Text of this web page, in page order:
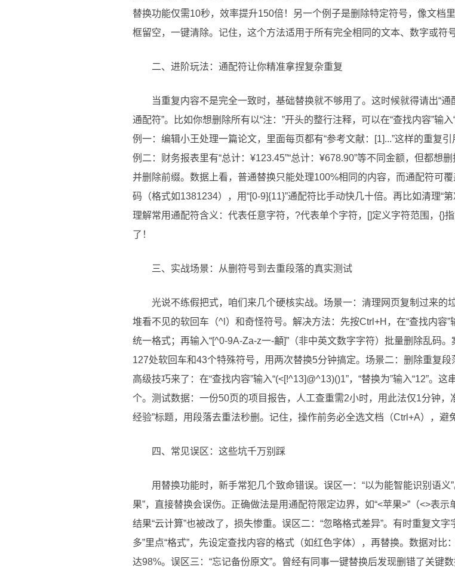
替换功能仅需10秒，效率提升150倍！另一个例子是删除特定符号，像文档
框留空，一键清除。记住，这个方法适用于所有完全相同的文本、数字或符
二、进阶玩法：通配符让你精准拿捏复杂重复
当重复内容不是完全一致时，基础替换就不够用了。这时候就得请出“通
通配符”。比如你想删除所有以“注：”开头的整行注释，可以在“查找内容”输
例一：编辑小王处理一篇论文，里面每页都有“参考文献：[1]...”这样的重复
例二：财务报表里有“总计：¥123.45”“总计：¥678.90”等不同金额，但都想
并删除前缀。数据上看，普通替换只能处理100%相同的内容，而通配符可
码（格式如1381234），用“[0-9]{11}”通配符比手动快几十倍。再比如清理“
理解常用通配符含义：代表任意字符，?代表单个字符，[]定义字符范围，{}
了！
三、实战场景：从删符号到去重段落的真实测试
光说不练假把式，咱们来几个硬核实战。场景一：清理网页复制过来的
堆看不见的软回车（^l）和奇怪符号。解决方法：先按Ctrl+H，在“查找内容”
统一格式；再输入“[^0-9A-Za-z一-龥]”（非中英文数字字符）批量删除乱码
127处软回车和43个特殊符号，用两次替换5分钟搞定。场景二：删除重复
高级技巧来了：在“查找内容”输入“(<[!^13]@^13)()1”，“替换为”输入“12”。
个。测试数据：一份50页的项目报告，人工查重需2小时，用此法仅1分钟
经验”标题，用段落去重法秒删。记住，操作前务必全选文档（Ctrl+A），避
四、常见误区：这些坑千万别踩
用替换功能时，新手常犯几个致命错误。误区一：“以为能智能识别语义
果”，直接替换会误伤。正确做法是用通配符限定边界，如“<苹果>”（<>表示
结果“云计算”也被改了，损失惨重。误区二：“忽略格式差异”。有时重复文
多”里点“格式”，先设定查找内容的格式（如红色字体），再替换。数据对
达98%。误区三：“忘记备份原文”。曾经有同事一键替换后发现删错了关键